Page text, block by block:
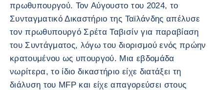
πρωθυπουργού. Τον Αύγουστο του 2024, το
Συνταγματικό Δικαστήριο της Ταϊλάνδης απέλυσε
τον πρωθυπουργό Σρέτα Ταβισίν για παραβίαση
του Συντάγματος, λόγω του διορισμού ενός πρώην
κρατουμένου ως υπουργού. Μια εβδομάδα
νωρίτερα, το ίδιο δικαστήριο είχε διατάξει τη
διάλυση του MFP και είχε απαγορεύσει στους